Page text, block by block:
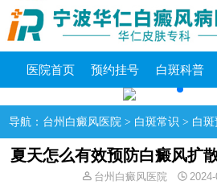
医院首页 预约挂号 白斑科普
导航： 台州白癜风医院 > 白斑常识 > 白
夏天怎么有效预防白癜风扩
台州白癜风医院